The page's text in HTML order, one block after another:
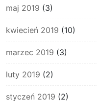
maj 2019 (3)
kwiecień 2019 (10)
marzec 2019 (3)
luty 2019 (2)
styczeń 2019 (2)